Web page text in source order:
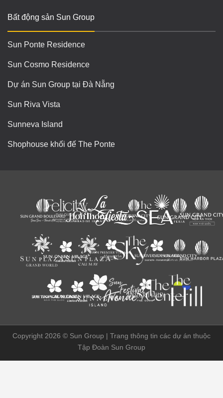
Bất động sản Sun Group
Sun Ponte Residence
Sun Cosmo Residence
Dự án Sun Group tại Đà Nẵng
Sun Riva Vista
Sunneva Island
Shophouse khối đế The Ponte
Copyright 2026 © Sun Group | Trang thông tin các dự án thuộc
Tập Đoàn Sun Group